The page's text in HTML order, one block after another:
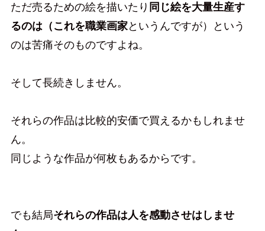
ただ売るための絵を描いたり 同じ絵を大量生産す
るのは（これを職業画家というんですが）という
のは苦痛そのものですよね。
そして長続きしません。
それらの作品は比較的安価で買えるかもしれませ
ん。
同じような作品が何枚もあるからです。
でも結局それらの作品は人を感動させはしませ